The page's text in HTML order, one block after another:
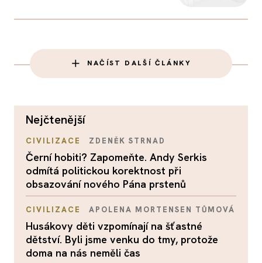
NAČÍST DALŠÍ ČLÁNKY
nejčtenější
CIVILIZACE ZDENĚK STRNAD
Černí hobiti? Zapomeňte. Andy Serkis
odmítá politickou korektnost při
obsazování nového Pána prstenů
CIVILIZACE APOLENA MORTENSEN TŮMOVÁ
Husákovy děti vzpomínají na šťastné
dětství. Byli jsme venku do tmy, protože
doma na nás neměli čas